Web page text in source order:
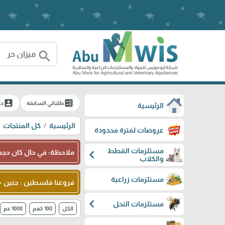
search
الرئيسية
عروضات لفترة محدودة
مستلزمات القطط
والكلاب
chevron_left
مستلزمات زراعية
مستلزمات النحل chevron_left
ballotطلباتي السابقة account_box
الرئيسية كل المنتجات
ملاحظة: في حال كان حجم
فروعنا فلسطين : جنين -
الكل 100 كغم 1000 غم